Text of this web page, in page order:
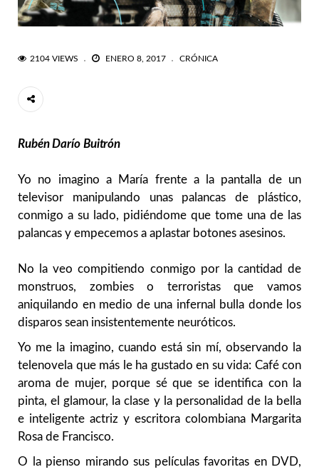
2104 VIEWS ENERO 8, 2017 CRÓNICA
Rubén Darío Buitrón
Yo no imagino a María frente a la pantalla de un
televisor manipulando unas palancas de plástico,
conmigo a su lado, pidiéndome que tome una de las
palancas y empecemos a aplastar botones asesinos.
No la veo compitiendo conmigo por la cantidad de
monstruos, zombies o terroristas que vamos
aniquilando en medio de una infernal bulla donde los
disparos sean insistentemente neuróticos.
Yo me la imagino, cuando está sin mí, observando la
telenovela que más le ha gustado en su vida: Café con
aroma de mujer, porque sé que se identifica con la
pinta, el glamour, la clase y la personalidad de la bella
e inteligente actriz y escritora colombiana Margarita
Rosa de Francisco.
O la pienso mirando sus películas favoritas en DVD,